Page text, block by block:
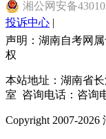
湘公网安备
投诉中心 |
声明：湖南自考网
权
本站地址：湖南省
室 咨询电话：咨询
Copyright 2007-2026